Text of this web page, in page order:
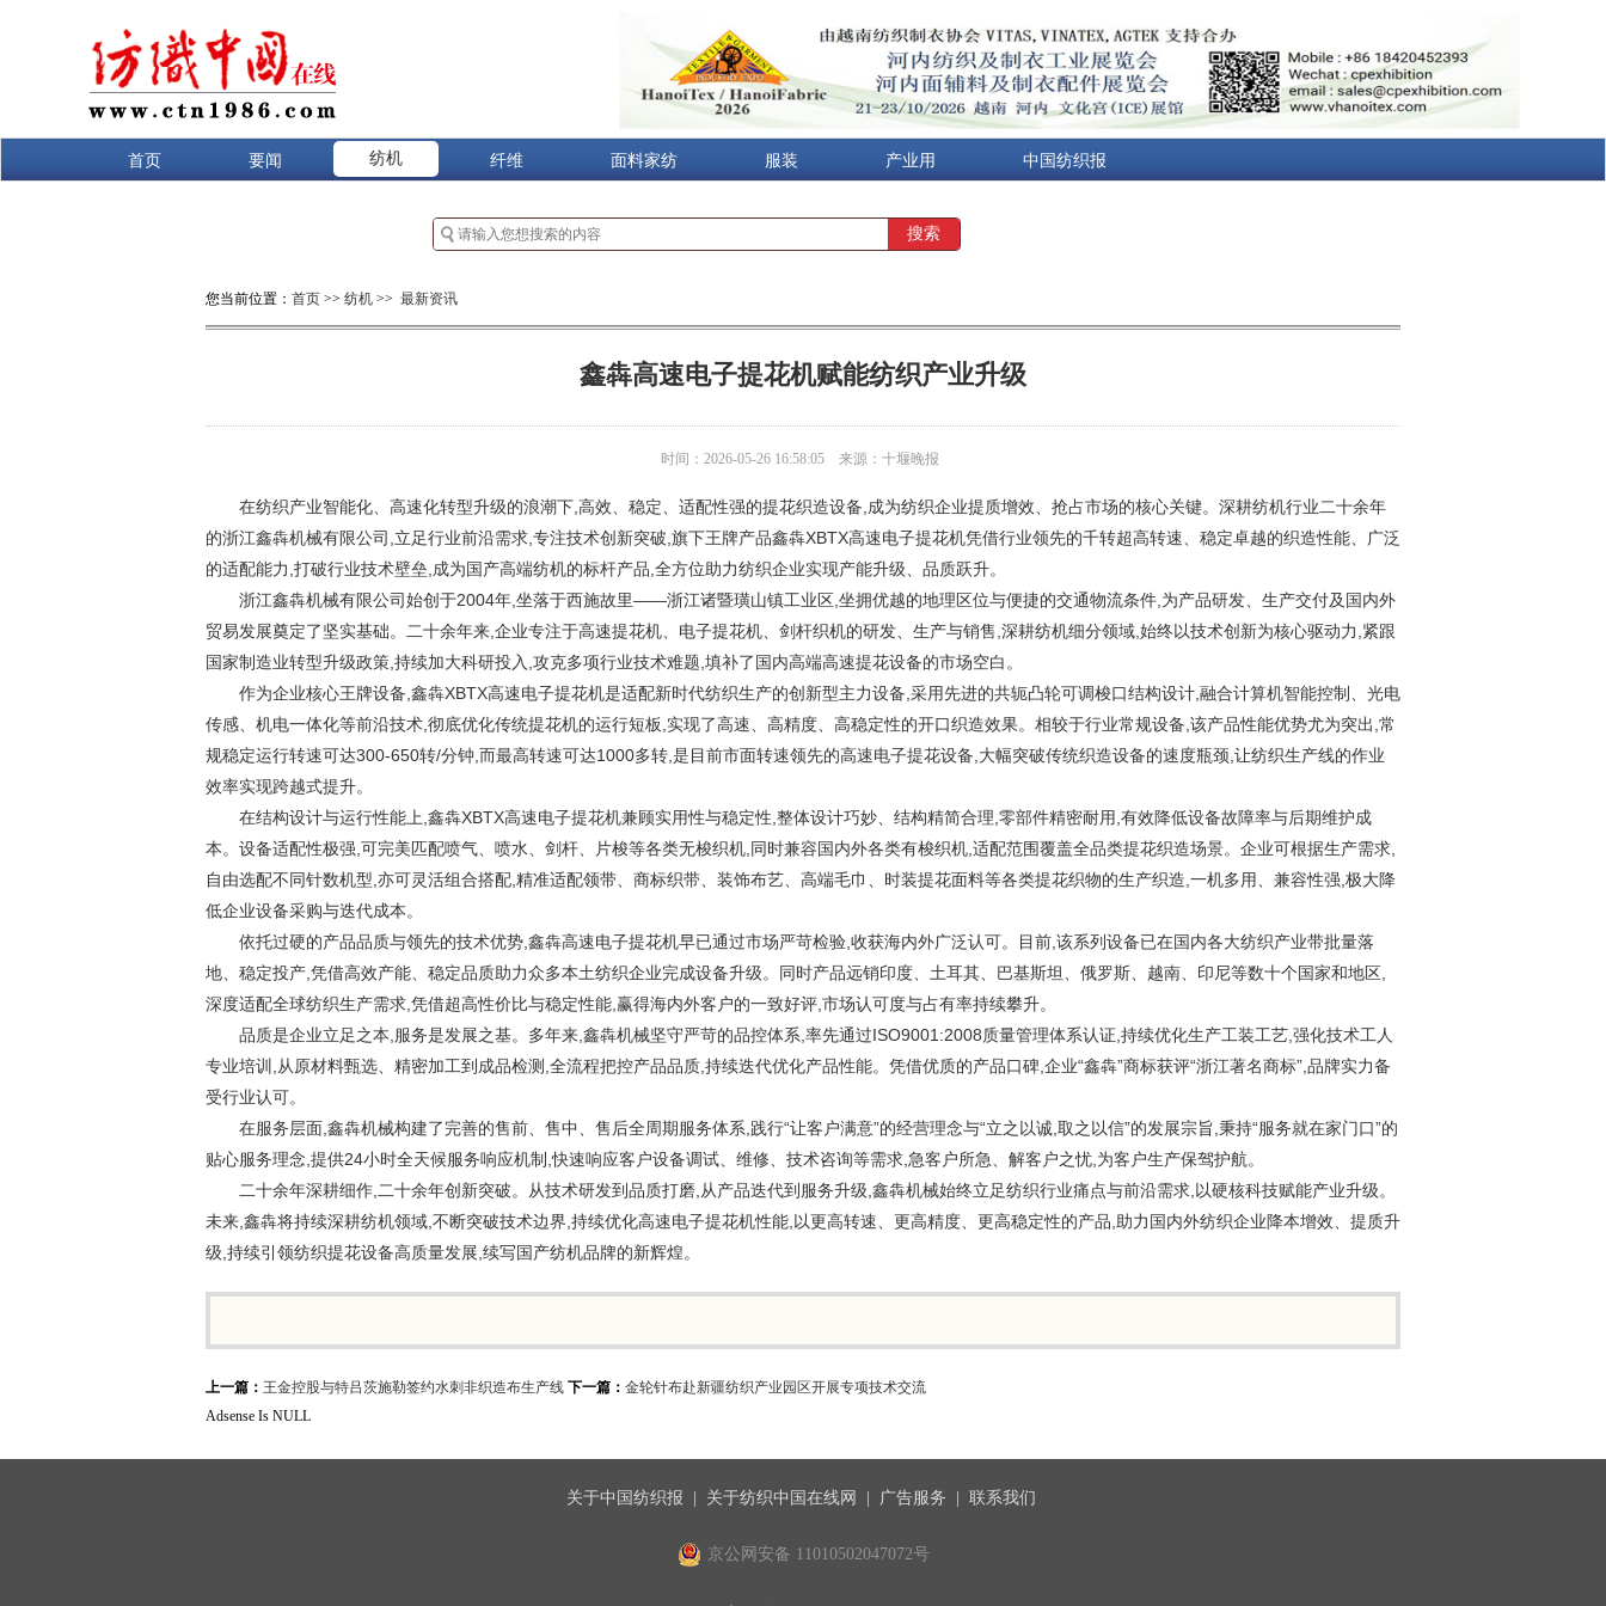
首页 要闻 纺机 纤维 面料家纺 服装 产业用 中国纺织报
您当前位置： 首页 >> 纺机 >> 最新资讯
鑫犇高速电子提花机赋能纺织产业升级
时间：2026-05-26 16:58:05来源：十堰晚报
在纺织产业智能化、高速化转型升级的浪潮下,高效、稳定、适配性强的提花织造设备,成为纺织企业提质增效、抢占市场的核心关键。深耕纺机行业二十余年
的浙江鑫犇机械有限公司,立足行业前沿需求,专注技术创新突破,旗下王牌产品鑫犇XBTX高速电子提花机凭借行业领先的千转超高转速、稳定卓越的织造性能、广泛
的适配能力,打破行业技术壁垒,成为国产高端纺机的标杆产品,全方位助力纺织企业实现产能升级、品质跃升。
浙江鑫犇机械有限公司始创于2004年,坐落于西施故里——浙江诸暨璜山镇工业区,坐拥优越的地理区位与便捷的交通物流条件,为产品研发、生产交付及国内外
贸易发展奠定了坚实基础。二十余年来,企业专注于高速提花机、电子提花机、剑杆织机的研发、生产与销售,深耕纺机细分领域,始终以技术创新为核心驱动力,紧跟
国家制造业转型升级政策,持续加大科研投入,攻克多项行业技术难题,填补了国内高端高速提花设备的市场空白。
作为企业核心王牌设备,鑫犇XBTX高速电子提花机是适配新时代纺织生产的创新型主力设备,采用先进的共轭凸轮可调梭口结构设计,融合计算机智能控制、光电
传感、机电一体化等前沿技术,彻底优化传统提花机的运行短板,实现了高速、高精度、高稳定性的开口织造效果。相较于行业常规设备,该产品性能优势尤为突出,常
规稳定运行转速可达300-650转/分钟,而最高转速可达1000多转,是目前市面转速领先的高速电子提花设备,大幅突破传统织造设备的速度瓶颈,让纺织生产线的作业
效率实现跨越式提升。
在结构设计与运行性能上,鑫犇XBTX高速电子提花机兼顾实用性与稳定性,整体设计巧妙、结构精简合理,零部件精密耐用,有效降低设备故障率与后期维护成
本。设备适配性极强,可完美匹配喷气、喷水、剑杆、片梭等各类无梭织机,同时兼容国内外各类有梭织机,适配范围覆盖全品类提花织造场景。企业可根据生产需求,
自由选配不同针数机型,亦可灵活组合搭配,精准适配领带、商标织带、装饰布艺、高端毛巾、时装提花面料等各类提花织物的生产织造,一机多用、兼容性强,极大降
低企业设备采购与迭代成本。
依托过硬的产品品质与领先的技术优势,鑫犇高速电子提花机早已通过市场严苛检验,收获海内外广泛认可。目前,该系列设备已在国内各大纺织产业带批量落
地、稳定投产,凭借高效产能、稳定品质助力众多本土纺织企业完成设备升级。同时产品远销印度、土耳其、巴基斯坦、俄罗斯、越南、印尼等数十个国家和地区,
深度适配全球纺织生产需求,凭借超高性价比与稳定性能,赢得海内外客户的一致好评,市场认可度与占有率持续攀升。
品质是企业立足之本,服务是发展之基。多年来,鑫犇机械坚守严苛的品控体系,率先通过ISO9001:2008质量管理体系认证,持续优化生产工装工艺,强化技术工人
专业培训,从原材料甄选、精密加工到成品检测,全流程把控产品品质,持续迭代优化产品性能。凭借优质的产品口碑,企业“鑫犇”商标获评“浙江著名商标”,品牌实力备
受行业认可。
在服务层面,鑫犇机械构建了完善的售前、售中、售后全周期服务体系,践行“让客户满意”的经营理念与“立之以诚,取之以信”的发展宗旨,秉持“服务就在家门口”的
贴心服务理念,提供24小时全天候服务响应机制,快速响应客户设备调试、维修、技术咨询等需求,急客户所急、解客户之忧,为客户生产保驾护航。
二十余年深耕细作,二十余年创新突破。从技术研发到品质打磨,从产品迭代到服务升级,鑫犇机械始终立足纺织行业痛点与前沿需求,以硬核科技赋能产业升级。
未来,鑫犇将持续深耕纺机领域,不断突破技术边界,持续优化高速电子提花机性能,以更高转速、更高精度、更高稳定性的产品,助力国内外纺织企业降本增效、提质升
级,持续引领纺织提花设备高质量发展,续写国产纺机品牌的新辉煌。
上一篇： 王金控股与特吕茨施勒签约水刺非织造布生产线 下一篇： 金轮针布赴新疆纺织产业园区开展专项技术交流
Adsense Is NULL
关于中国纺织报 关于纺织中国在线网 广告服务 联系我们
京公网安备 11010502047072号